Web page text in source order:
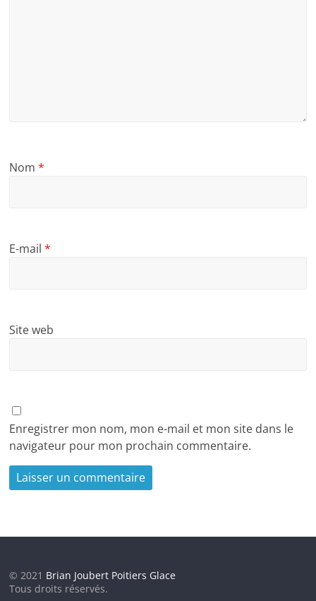
Nom*
E-mail*
Site web
Enregistrer mon nom, mon e-mail et mon site dans le
navigateur pour mon prochain commentaire.
© 2021 Brian Joubert Poitiers Glace
Tous droits réservés.